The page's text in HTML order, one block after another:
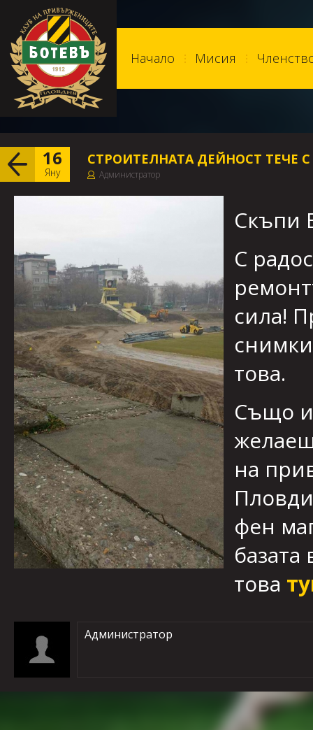
Начало Мисия
16
Яну
СТРОИТЕЛНАТА ДЕЙНОСТ ТЕЧЕ
Администратор
Скъпи
С
сила!
това.
Също
на
фен
това
Администратор